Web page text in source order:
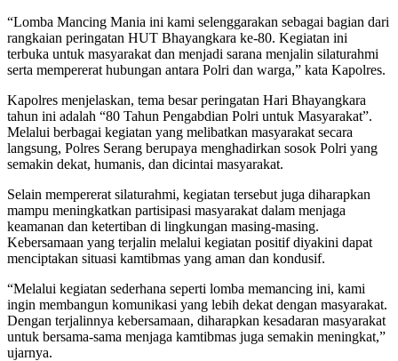
“Lomba Mancing Mania ini kami selenggarakan sebagai bagian dari
rangkaian peringatan HUT Bhayangkara ke-80. Kegiatan ini
terbuka untuk masyarakat dan menjadi sarana menjalin silaturahmi
serta mempererat hubungan antara Polri dan warga,” kata Kapolres.
Kapolres menjelaskan, tema besar peringatan Hari Bhayangkara
tahun ini adalah “80 Tahun Pengabdian Polri untuk Masyarakat”.
Melalui berbagai kegiatan yang melibatkan masyarakat secara
langsung, Polres Serang berupaya menghadirkan sosok Polri yang
semakin dekat, humanis, dan dicintai masyarakat.
Selain mempererat silaturahmi, kegiatan tersebut juga diharapkan
mampu meningkatkan partisipasi masyarakat dalam menjaga
keamanan dan ketertiban di lingkungan masing-masing.
Kebersamaan yang terjalin melalui kegiatan positif diyakini dapat
menciptakan situasi kamtibmas yang aman dan kondusif.
“Melalui kegiatan sederhana seperti lomba memancing ini, kami
ingin membangun komunikasi yang lebih dekat dengan masyarakat.
Dengan terjalinnya kebersamaan, diharapkan kesadaran masyarakat
untuk bersama-sama menjaga kamtibmas juga semakin meningkat,”
ujarnya.